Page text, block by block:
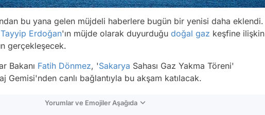
bu yana gelen müjdeli haberlere bugün bir yenisi daha eklendi.
Erdoğan'ın müjde olarak duyurduğu doğal gaz keşfine ilişkin
gerçekleşecek.
Bakanı Fatih Dönmez, 'Sakarya Sahası Gaz Yakma Töreni'
Gemisi'nden canlı bağlantıyla bu akşam katılacak.
Yorumlar ve Emojiler Aşağıda